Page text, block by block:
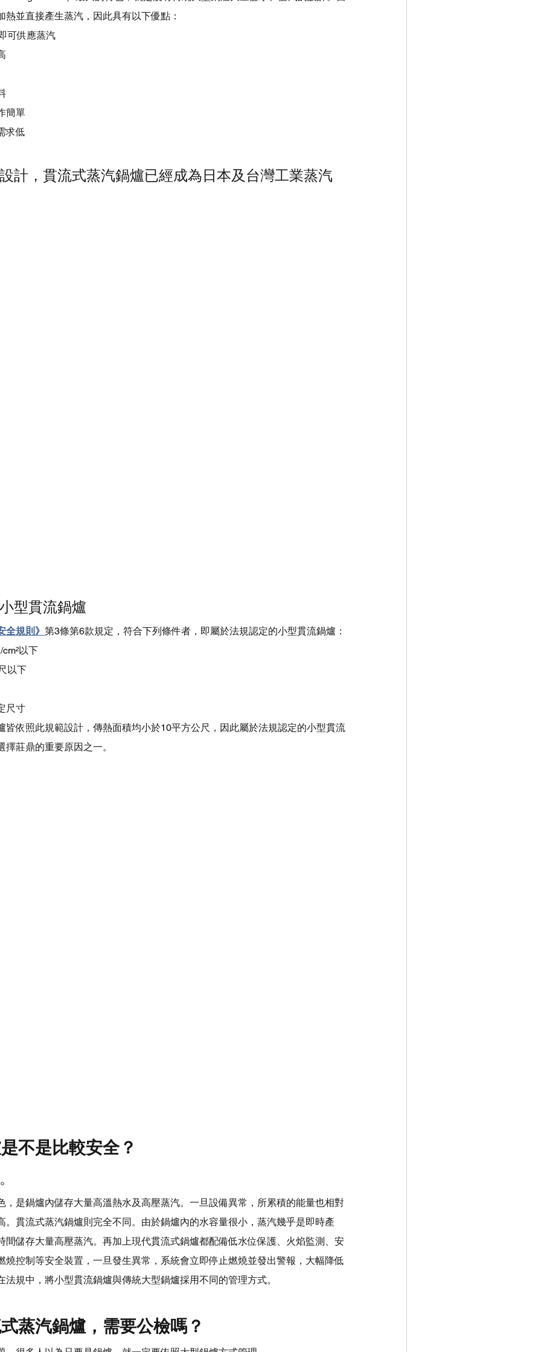
熱並直接產生蒸汽，因此具有以下優點：
可供應蒸汽
簡單
求低
計，貫流式蒸汽鍋爐已經成為日本及台灣工業蒸汽
型貫流鍋爐
全規則》 第3條第6款規定，符合下列條件者，即屬於法規認定的小型貫流鍋爐：
以下
以下
尺寸
皆依照此規範設計，傳熱面積均小於10平方公尺，因此屬於法規認定的小型貫流
莊鼎的重要原因之一。
不是比較安全？
，是鍋爐內儲存大量高溫熱水及高壓蒸汽。一旦設備異常，所累積的能量也相對
。貫流式蒸汽鍋爐則完全不同。由於鍋爐內的水容量很小，蒸汽幾乎是即時產
間儲存大量高壓蒸汽。再加上現代貫流式鍋爐都配備低水位保護、火焰監測、安
燒控制等安全裝置，一旦發生異常，系統會立即停止燃燒並發出警報，大幅降低
法規中，將小型貫流鍋爐與傳統大型鍋爐採用不同的管理方式。
蒸汽鍋爐，需要公檢嗎？